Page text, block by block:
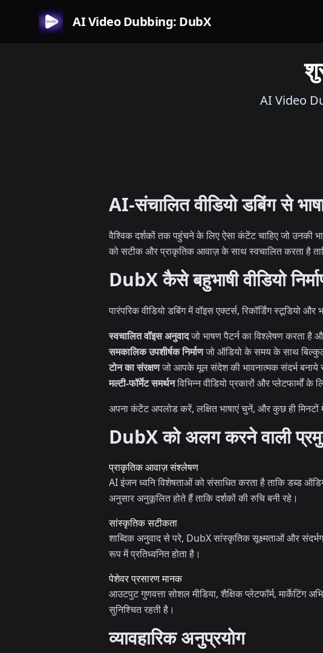
AI Video Dubbing: DubX
AI Video
AI-संचालित वीडियो डबिंग से
वैश्विक दर्शकों तक पहुंचने के लिए ऐसा कंटेंट चाहिए जो उनकी
को सटीक और प्राकृतिक आवाज़ के साथ स्वचालित करता है
DubX कैसे बहुभाषी वीडियो
पारंपरिक वीडियो डबिंग में वॉइस एक्टर्स, रिकॉर्डिंग स्टूडियो
स्वचालित वॉइस अनुवादजो भाषण पैटर्न का विश्लेषण करता है
समकालिक उपशीर्षक निर्माणजो ऑडियो के समय के साथ
टोन का संरक्षणजो आपके मूल संदेश की भावनात्मक संदर्भ बनाये
मल्टी-फॉर्मेट समर्थनविभिन्न वीडियो प्रकारों और प्लेटफार्मों के
अपना कंटेंट अपलोड करें, लक्षित भाषाएं चुनें, और कुछ ही मिनटों
DubX को अलग करने वाली
प्राकृतिक आवाज़ संश्लेषण
AI इंजन ध्वनि विशेषताओं को संसाधित करता है ताकि डब्ड
अनुसार अनुकूलित होते हैं ताकि दर्शकों की रुचि बनी रहे।
सांस्कृतिक सटीकता
शाब्दिक अनुवाद से परे, DubX सांस्कृतिक सूक्ष्मताओं और
रूप में प्रतिध्वनित होता है।
पेशेवर प्रसारण मानक
आउटपुट गुणवत्ता सोशल मीडिया, शैक्षिक प्लेटफॉर्म,
सुनिश्चित रहती है।
व्यावहारिक अनुप्रयोग